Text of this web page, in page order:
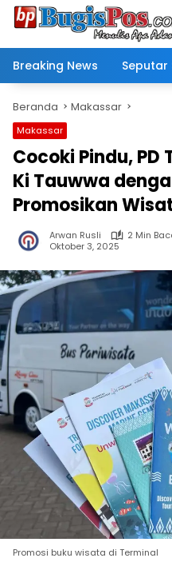
Langsung
Breaking News
Seputar
Beranda Makassar
Makassar
Cocoki Pindu, PD
Ki Tauwwa
Promosikan
Arwan Rusli
2 Min
Oktober 3, 2025
Promosi buku wisata di Terminal